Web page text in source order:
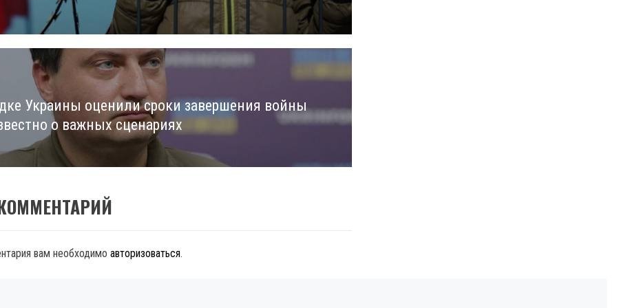
Украины оценили сроки завершения войны
о важных сценариях
вам необходимо авторизоваться.